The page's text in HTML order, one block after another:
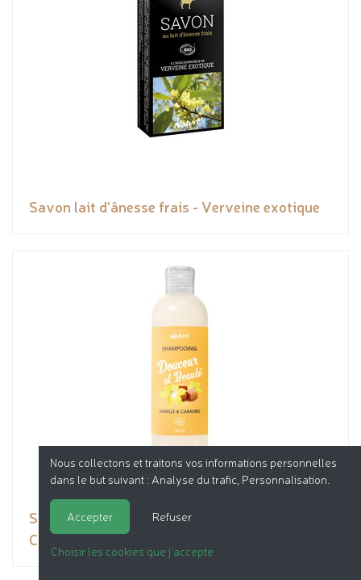
Savon lait d'ânesse frais - Verveine exotique
Shampooing Douceur et Beauté - Vanille &
Caramel
Nous collectons et traitons vos informations personnelles
dans le but suivant : Analyse du trafic, Personnalisation
Accepter Refuser
Choisir les cookies que j'accepte